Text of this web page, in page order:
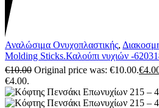
Αναλώσιμα Ονυχοπλαστικής,
Molding Sticks.Καλούπι νυχιών -
€10.00 Original price was: €10.00.€
€4.00.